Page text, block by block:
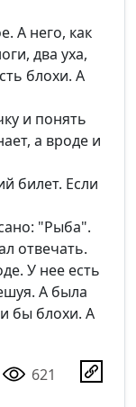
А него, как
два уха,
блохи. А
и понять
а вроде и
билет. Если
"Рыба".
отвечать.
У нее есть
А была
бы блохи. А
621